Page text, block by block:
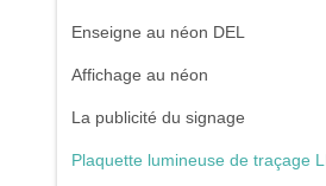
Enseigne au néon DEL
Affichage au néon
La publicité du signage
Plaquette lumineuse de traçage